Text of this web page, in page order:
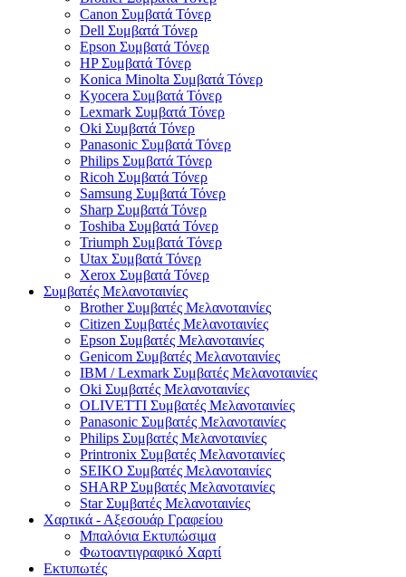
Canon Συμβατά Τόνερ
Dell Συμβατά Τόνερ
Epson Συμβατά Τόνερ
HP Συμβατά Τόνερ
Konica Minolta Συμβατά Τόνερ
Kyocera Συμβατά Τόνερ
Lexmark Συμβατά Τόνερ
Oki Συμβατά Τόνερ
Panasonic Συμβατά Τόνερ
Philips Συμβατά Τόνερ
Ricoh Συμβατά Τόνερ
Samsung Συμβατά Τόνερ
Sharp Συμβατά Τόνερ
Toshiba Συμβατά Τόνερ
Triumph Συμβατά Τόνερ
Utax Συμβατά Τόνερ
Xerox Συμβατά Τόνερ
Συμβατές Μελανοταινίες
Brother Συμβατές Μελανοταινίες
Citizen Συμβατές Μελανοταινίες
Epson Συμβατές Μελανοταινίες
Genicom Συμβατές Μελανοταινίες
IBM / Lexmark Συμβατές Μελανοταινίες
Oki Συμβατές Μελανοταινίες
OLIVETTI Συμβατές Μελανοταινίες
Panasonic Συμβατές Μελανοταινίες
Philips Συμβατές Μελανοταινίες
Printronix Συμβατές Μελανοταινίες
SEIKO Συμβατές Μελανοταινίες
SHARP Συμβατές Μελανοταινίες
Star Συμβατές Μελανοταινίες
Χαρτικά - Αξεσουάρ Γραφείου
Μπαλόνια Εκτυπώσιμα
Φωτοαντιγραφικό Χαρτί
Εκτυπωτές